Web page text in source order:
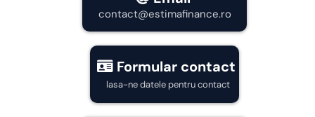
contact@estimafinance.ro
Formular contact
lasa-ne datele pentru contact